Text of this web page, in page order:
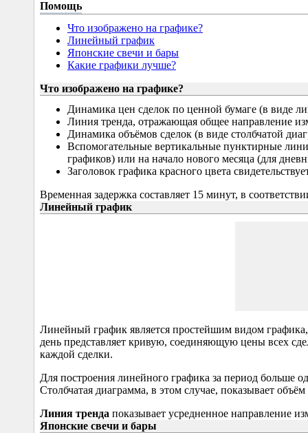
Помощь
Что изображено на графике?
Линейный график
Японские свечи и бары
Какие графики лучше?
Что изображено на графике?
Динамика цен сделок по ценной бумаге (в виде
Линия тренда, отражающая общее направление
Динамика объёмов сделок (в виде столбчатой
Вспомогательные вертикальные пунктирные
графиков) или на начало нового месяца (для
Заголовок графика красного цвета
Временная задержка составляет 15 минут, в
Линейный график
Линейный график является простейшим видом
день представляет кривую, соединяющую цены всех
каждой сделки.
Для построения линейного графика за период больше
Столбчатая диаграмма, в этом случае, показывает объём
Линия тренда показывает усредненное направление
Японские свечи и бары